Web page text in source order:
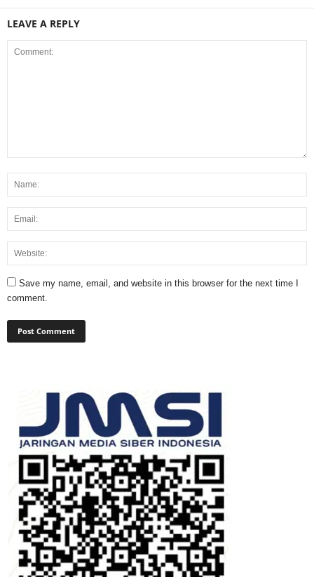
LEAVE A REPLY
Save my name, email, and website in this browser for the next time I
comment.